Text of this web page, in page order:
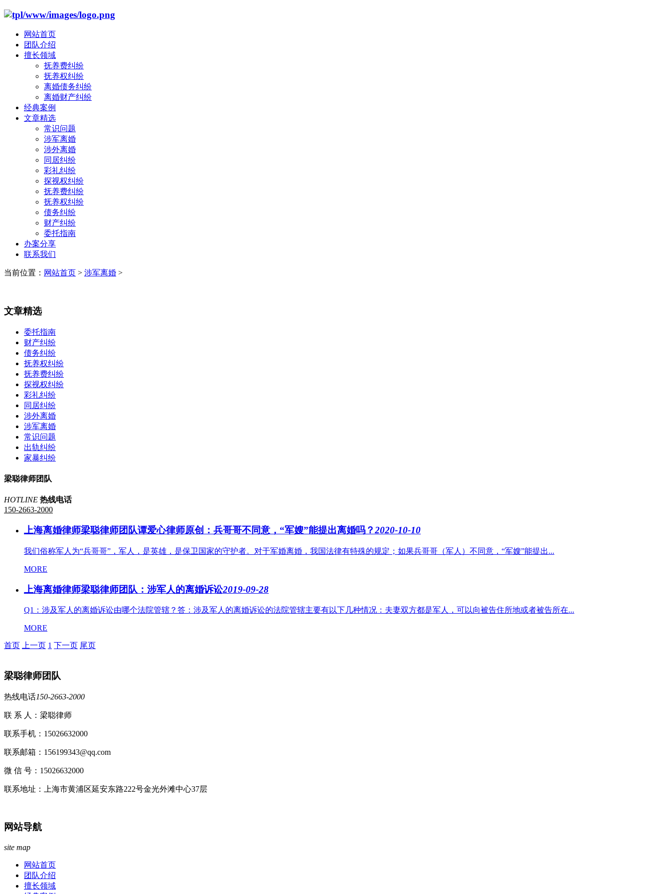
网站首页
团队介绍
擅长领域
抚养费纠纷
抚养权纠纷
离婚债务纠纷
离婚财产纠纷
经典案例
文章精选
常识问题
涉军离婚
涉外离婚
同居纠纷
彩礼纠纷
探视权纠纷
抚养费纠纷
抚养权纠纷
债务纠纷
财产纠纷
委托指南
办案分享
联系我们
当前位置： 网站首页 > 涉军离婚 >
文章精选
委托指南
财产纠纷
债务纠纷
抚养权纠纷
抚养费纠纷
探视权纠纷
彩礼纠纷
同居纠纷
涉外离婚
涉军离婚
常识问题
出轨纠纷
家暴纠纷
梁聪律师团队
HOTLINE 热线电话
150-2663-2000
上海离婚律师梁聪律师团队谭爱心律师原创：兵哥哥不同意，“军嫂”能提出离婚吗？2020-10-10
我们俗称军人为“兵哥哥”，军人，是英雄，是保卫国家的守护者。对于军婚离婚，我国法律有特殊的规定；如果兵哥哥（军人）不同意，“军嫂”能提出...
MORE
上海离婚律师梁聪律师团队：涉军人的离婚诉讼2019-09-28
Q1：涉及军人的离婚诉讼由哪个法院管辖？答：涉及军人的离婚诉讼的法院管辖主要有以下几种情况：夫妻双方都是军人，可以向被告住所地或者被告所在...
MORE
首页 上一页 1 下一页 尾页
梁聪律师团队
热线电话150-2663-2000
联 系 人：梁聪律师
联系手机：15026632000
联系邮箱：156199343@qq.com
微 信 号：15026632000
联系地址：上海市黄浦区延安东路222号金光外滩中心37层
网站导航
site map
网站首页
团队介绍
擅长领域